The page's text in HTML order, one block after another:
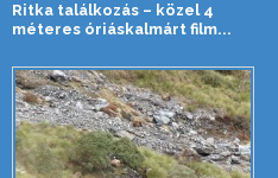
Ritka találkozás – közel 4
méteres óriáskalmárt film...